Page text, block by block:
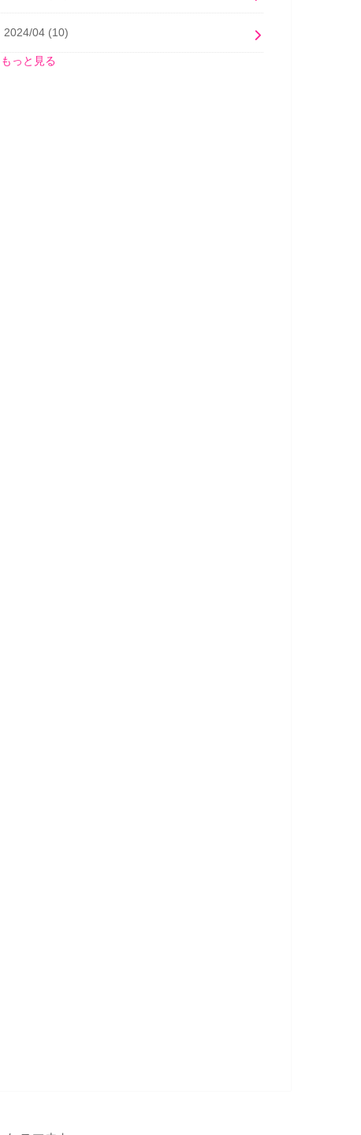
2024/04 (10)
もっと見る